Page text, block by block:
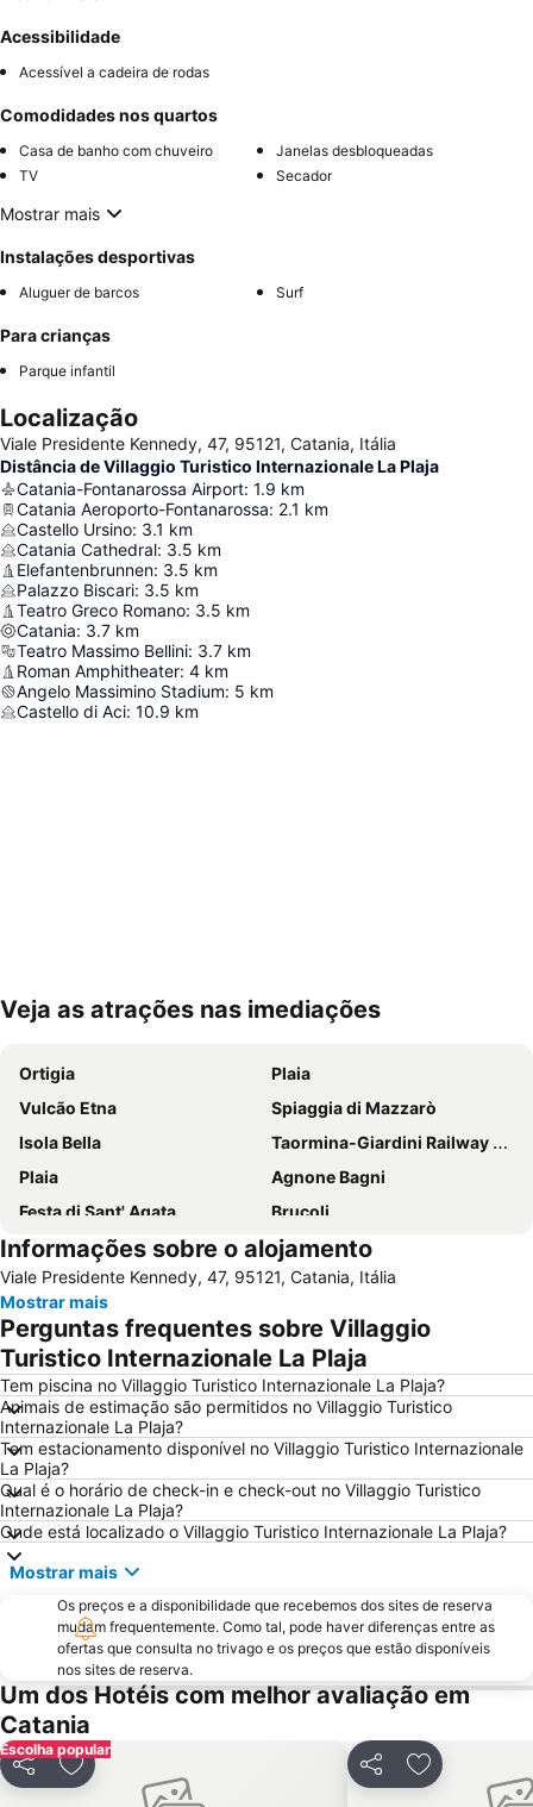
Acessibilidade
Acessível a cadeira de rodas
Comodidades nos quartos
Casa de banho com chuveiro
Janelas desbloqueadas
TV
Secador
Mostrar mais
Instalações desportivas
Aluguer de barcos Surf
Para crianças
Parque infantil
Localização
Viale Presidente Kennedy, 47, 95121, Catania, Itália
Distância de Villaggio Turistico Internazionale La Plaja
Catania-Fontanarossa Airport: 1.9 km
Catania Aeroporto-Fontanarossa: 2.1 km
Castello Ursino: 3.1 km
Catania Cathedral: 3.5 km
Elefantenbrunnen: 3.5 km
Palazzo Biscari: 3.5 km
Teatro Greco Romano: 3.5 km
Catania: 3.7 km
Teatro Massimo Bellini: 3.7 km
Roman Amphitheater: 4 km
Angelo Massimino Stadium: 5 km
Castello di Aci: 10.9 km
Ampliar mapa
Veja as atrações nas imediações
Ortigia
Plaia
Vulcão Etna
Spiaggia di Mazzarò
Isola Bella
Taormina-Giardini Railway Station
Plaia
Agnone Bagni
Festa di Sant' Agata
Brucoli
Sagra del Pistacchio
Palazzo dei Congressi
Piazza del Duomo
San Leone Rapisardi
Spiaggia Aci Castello
Sant'Isidoro Agricola
Recanati
Taormina-Giardini Station
Isola Bella
Informações sobre o alojamento
Viale Presidente Kennedy, 47, 95121, Catania, Itália
Mostrar mais
Perguntas frequentes sobre Villaggio
Turistico Internazionale La Plaja
Tem piscina no Villaggio Turistico Internazionale La Plaja?
Animais de estimação são permitidos no Villaggio Turistico
Internazionale La Plaja?
Tem estacionamento disponível no Villaggio Turistico Internazionale
La Plaja?
Qual é o horário de check-in e check-out no Villaggio Turistico
Internazionale La Plaja?
Onde está localizado o Villaggio Turistico Internazionale La Plaja?
Mostrar mais
Os preços e a disponibilidade que recebemos dos sites de reserva
mudam frequentemente. Como tal, pode haver diferenças entre as
ofertas que consulta no trivago e os preços que estão disponíveis
nos sites de reserva.
Um dos Hotéis com melhor avaliação em
Catania
Escolha popular
PartilharAdicionar aos favoritos PartilharAdicionar